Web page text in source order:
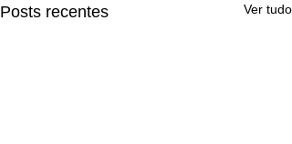
Posts recentes Ver tudo